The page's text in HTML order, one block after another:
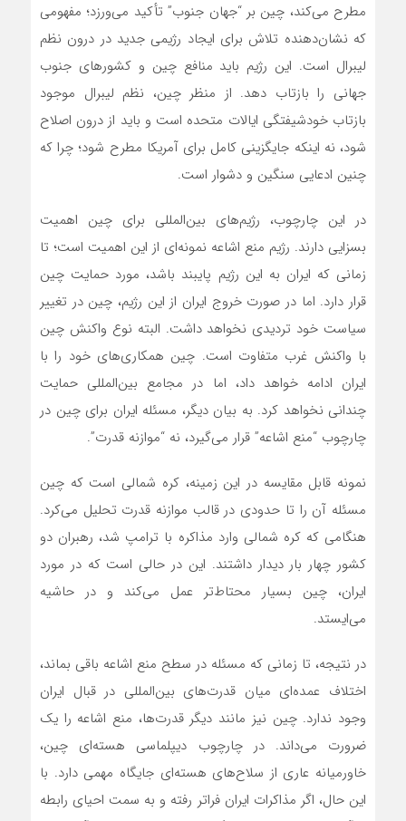
مطرح می‌کند، چین بر “جهان جنوب” تأکید می‌ورزد؛ مفهومی
که نشان‌دهنده تلاش برای ایجاد رژیمی جدید در درون نظم
لیبرال است. این رژیم باید منافع چین و کشورهای جنوب
جهانی را بازتاب دهد. از منظر چین، نظم لیبرال موجود
بازتاب خودشیفتگی ایالات متحده است و باید از درون اصلاح
شود، نه اینکه جایگزینی کامل برای آمریکا مطرح شود؛ چرا که
چنین ادعایی سنگین و دشوار است.
در این چارچوب، رژیم‌های بین‌المللی برای چین اهمیت
بسزایی دارند. رژیم منع اشاعه نمونه‌ای از این اهمیت است؛ تا
زمانی که ایران به این رژیم پایبند باشد، مورد حمایت چین
قرار دارد. اما در صورت خروج ایران از این رژیم، چین در تغییر
سیاست خود تردیدی نخواهد داشت. البته نوع واکنش چین
با واکنش غرب متفاوت است. چین همکاری‌های خود را با
ایران ادامه خواهد داد، اما در مجامع بین‌المللی حمایت
چندانی نخواهد کرد. به بیان دیگر، مسئله ایران برای چین در
چارچوب “منع اشاعه” قرار می‌گیرد، نه “موازنه قدرت”.
نمونه قابل مقایسه در این زمینه، کره شمالی است که چین
مسئله آن را تا حدودی در قالب موازنه قدرت تحلیل می‌کرد.
هنگامی که کره شمالی وارد مذاکره با ترامپ شد، رهبران دو
کشور چهار بار دیدار داشتند. این در حالی است که در مورد
ایران، چین بسیار محتاط‌تر عمل می‌کند و در حاشیه
می‌ایستد.
در نتیجه، تا زمانی که مسئله در سطح منع اشاعه باقی بماند،
اختلاف عمده‌ای میان قدرت‌های بین‌المللی در قبال ایران
وجود ندارد. چین نیز مانند دیگر قدرت‌ها، منع اشاعه را یک
ضرورت می‌داند. در چارچوب دیپلماسی هسته‌ای چین،
خاورمیانه عاری از سلاح‌های هسته‌ای جایگاه مهمی دارد. با
این حال، اگر مذاکرات ایران فراتر رفته و به سمت احیای رابطه